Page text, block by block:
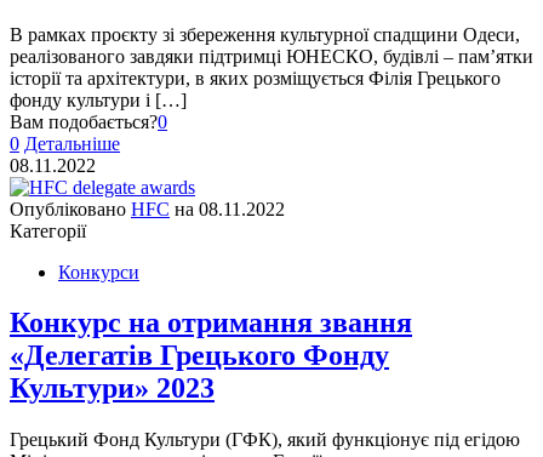
В рамках проєкту зі збереження культурної спадщини Одеси,
реалізованого завдяки підтримці ЮНЕСКО, будівлі – пам’ятки
історії та архітектури, в яких розміщується Філія Грецького
фонду культури і […]
Вам подобається?0
0 Детальніше
08.11.2022
Опубліковано HFC на 08.11.2022
Категорії
Конкурси
Конкурс на отримання звання
«Делегатів Грецького Фонду
Культури» 2023
Грецький Фонд Культури (ГФК), який функціонує під егідою